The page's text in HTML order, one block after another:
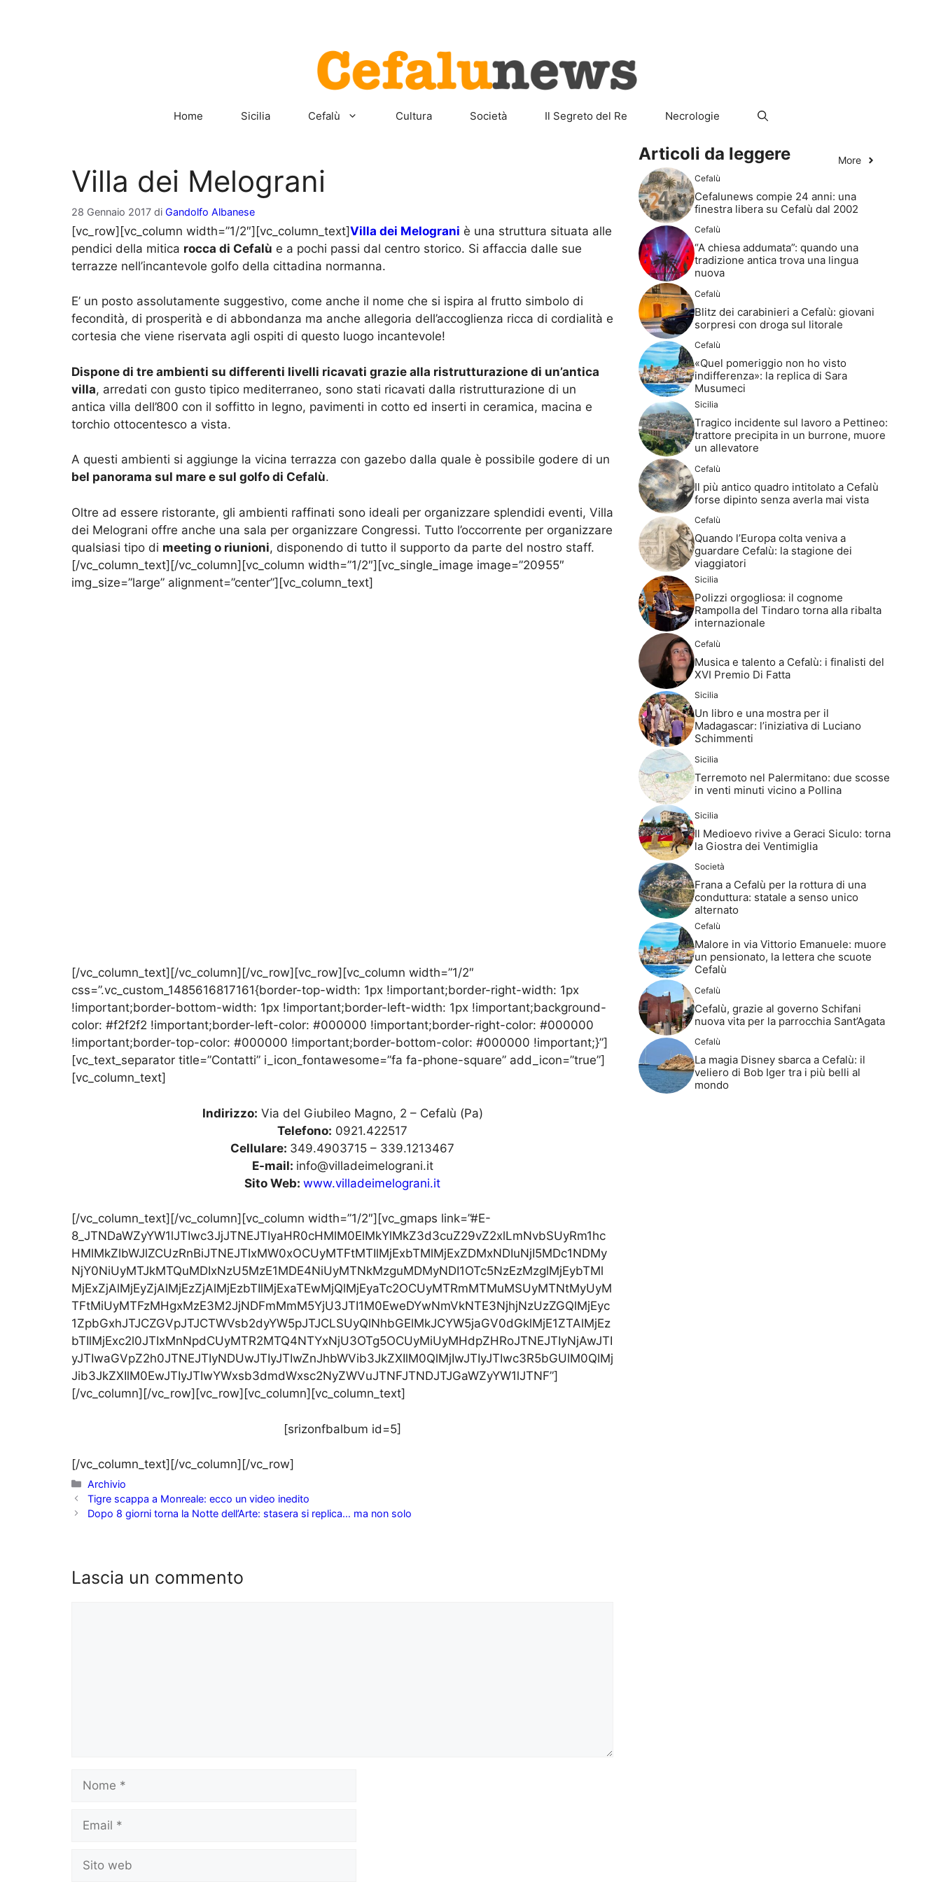
Home Sicilia Cefalù Cultura Società Il Segreto del Re Necrologie
Villa dei Melograni
28 Gennaio 2017 di Gandolfo Albanese
[vc_row][vc_column width=”1/2″][vc_column_text]Villa dei Melograni è una struttura situata alle
pendici della mitica rocca di Cefalù e a pochi passi dal centro storico. Si affaccia dalle sue
terrazze nell’incantevole golfo della cittadina normanna.
E’ un posto assolutamente suggestivo, come anche il nome che si ispira al frutto simbolo di
fecondità, di prosperità e di abbondanza ma anche allegoria dell’accoglienza ricca di cordialità e
cortesia che viene riservata agli ospiti di questo luogo incantevole!
Dispone di tre ambienti su differenti livelli ricavati grazie alla ristrutturazione di un’antica
villa, arredati con gusto tipico mediterraneo, sono stati ricavati dalla ristrutturazione di un
antica villa dell’800 con il soffitto in legno, pavimenti in cotto ed inserti in ceramica, macina e
torchio ottocentesco a vista.
A questi ambienti si aggiunge la vicina terrazza con gazebo dalla quale è possibile godere di un
bel panorama sul mare e sul golfo di Cefalù.
Oltre ad essere ristorante, gli ambienti raffinati sono ideali per organizzare splendidi eventi, Villa
dei Melograni offre anche una sala per organizzare Congressi. Tutto l’occorrente per organizzare
qualsiasi tipo di meeting o riunioni, disponendo di tutto il supporto da parte del nostro staff.
[/vc_column_text][/vc_column][vc_column width=”1/2″][vc_single_image image=”20955″
img_size=”large” alignment=”center”][vc_column_text]
[/vc_column_text][/vc_column][/vc_row][vc_row][vc_column width=”1/2″
css=”.vc_custom_1485616817161{border-top-width: 1px !important;border-right-width: 1px
!important;border-bottom-width: 1px !important;border-left-width: 1px !important;background-
color: #f2f2f2 !important;border-left-color: #000000 !important;border-right-color: #000000
!important;border-top-color: #000000 !important;border-bottom-color: #000000 !important;}”]
[vc_text_separator title=”Contatti” i_icon_fontawesome=”fa fa-phone-square” add_icon=”true”]
[vc_column_text]
Indirizzo: Via del Giubileo Magno, 2 – Cefalù (Pa)
Telefono: 0921.422517
Cellulare: 349.4903715 – 339.1213467
E-mail: info@villadeimelograni.it
Sito Web: www.villadeimelograni.it
[/vc_column_text][/vc_column][vc_column width=”1/2″][vc_gmaps link=”#E-
8_JTNDaWZyYW1lJTIwc3JjJTNEJTIyaHR0cHMlM0ElMkYlMkZ3d3cuZ29vZ2xlLmNvbSUyRm1hc
HMlMkZlbWJlZCUzRnBiJTNEJTIxMW0xOCUyMTFtMTIlMjExbTMlMjExZDMxNDIuNjI5MDc1NDMy
NjY0NiUyMTJkMTQuMDIxNzU5MzE1MDE4NiUyMTNkMzguMDMyNDI1OTc5NzEzMzglMjEybTMl
MjExZjAlMjEyZjAlMjEzZjAlMjEzbTIlMjExaTEwMjQlMjEyaTc2OCUyMTRmMTMuMSUyMTNtMyUyM
TFtMiUyMTFzMHgxMzE3M2JjNDFmMmM5YjU3JTI1M0EweDYwNmVkNTE3NjhjNzUzZGQlMjEyc
1ZpbGxhJTJCZGVpJTJCTWVsb2dyYW5pJTJCLSUyQlNhbGElMkJCYW5jaGV0dGklMjE1ZTAlMjEz
bTIlMjExc2l0JTIxMnNpdCUyMTR2MTQ4NTYxNjU3OTg5OCUyMiUyMHdpZHRoJTNEJTIyNjAwJTI
yJTIwaGVpZ2h0JTNEJTIyNDUwJTIyJTIwZnJhbWVib3JkZXIlM0QlMjIwJTIyJTIwc3R5bGUlM0QlMj
Jib3JkZXIlM0EwJTIyJTIwYWxsb3dmdWxsc2NyZWVuJTNFJTNDJTJGaWZyYW1lJTNF”]
[/vc_column][/vc_row][vc_row][vc_column][vc_column_text]
[srizonfbalbum id=5]
[/vc_column_text][/vc_column][/vc_row]
Categorie
Archivio
Tigre scappa a Monreale: ecco un video inedito
Dopo 8 giorni torna la Notte dell’Arte: stasera si replica… ma non solo
Lascia un commento
web
Articoli da leggere More
Cefalù
Cefalunews compie 24 anni: una
finestra libera su Cefalù dal 2002
Cefalù
“A chiesa addumata”: quando una
tradizione antica trova una lingua
nuova
Cefalù
Blitz dei carabinieri a Cefalù: giovani
sorpresi con droga sul litorale
Cefalù
«Quel pomeriggio non ho visto
indifferenza»: la replica di Sara
Musumeci
Sicilia
Tragico incidente sul lavoro a Pettineo:
trattore precipita in un burrone, muore
un allevatore
Cefalù
Il più antico quadro intitolato a Cefalù
forse dipinto senza averla mai vista
Cefalù
Quando l’Europa colta veniva a
guardare Cefalù: la stagione dei
viaggiatori
Sicilia
Polizzi orgogliosa: il cognome
Rampolla del Tindaro torna alla ribalta
internazionale
Cefalù
Musica e talento a Cefalù: i finalisti del
XVI Premio Di Fatta
Sicilia
Un libro e una mostra per il
Madagascar: l’iniziativa di Luciano
Schimmenti
Sicilia
Terremoto nel Palermitano: due scosse
in venti minuti vicino a Pollina
Sicilia
Il Medioevo rivive a Geraci Siculo: torna
la Giostra dei Ventimiglia
Società
Frana a Cefalù per la rottura di una
conduttura: statale a senso unico
alternato
Cefalù
Malore in via Vittorio Emanuele: muore
un pensionato, la lettera che scuote
Cefalù
Cefalù
Cefalù, grazie al governo Schifani
nuova vita per la parrocchia Sant’Agata
Cefalù
La magia Disney sbarca a Cefalù: il
veliero di Bob Iger tra i più belli al
mondo